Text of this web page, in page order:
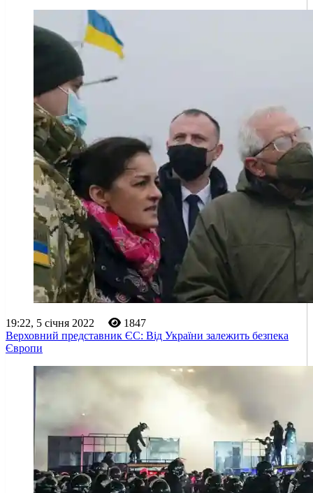
19:22, 5 січня 2022
1847
Верховний представник ЄС: Від України залежить безпека
Європи